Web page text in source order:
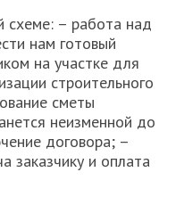
– работа над
нам готовый
на участке для
строительного
сметы
неизменной до
договора; –
заказчику и оплата